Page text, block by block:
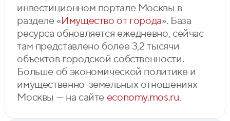
инвестиционном портале Москвы в
разделе «Имущество от города». База
ресурса обновляется ежедневно, сейчас
там представлено более 3,2 тысячи
объектов городской собственности.
Больше об экономической политике и
имущественно-земельных отношениях
Москвы — на сайте economy.mos.ru.